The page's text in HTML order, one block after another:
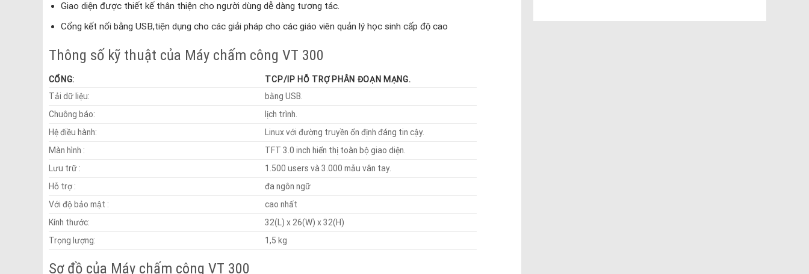
Giao diện được thiết kế thân thiện cho người dùng dễ dàng tương tác.
Cổng kết nối bằng USB,tiện dụng cho các giải pháp cho các giáo viên quản lý học sinh cấp độ cao
Thông số kỹ thuật của Máy chấm công VT 300
CỔNG:
TCP/IP HỖ TRỢ PHÂN ĐOẠN MẠNG.
Tải dữ liệu:
bằng USB.
Chuông báo:
lịch trình.
Hệ điều hành:
Linux với đường truyền ổn định đáng tin cậy.
Màn hình :
TFT 3.0 inch hiển thị toàn bộ giao diện.
Lưu trữ :
1.500 users và 3.000 mẫu vân tay.
Hỗ trợ :
đa ngôn ngữ
Với độ bảo mật :
cao nhất
Kính thước:
32(L) x 26(W) x 32(H)
Trọng lượng:
1,5 kg
Sơ đồ của Máy chấm công VT 300